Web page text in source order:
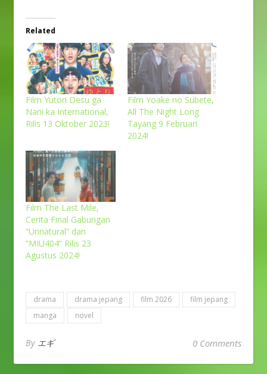
Related
Film Yutori Desu ga
Nani ka International,
Rilis 13 Oktober 2023!
Film Yoake no Subete,
All The Night Long
Tayang 9 Februari
2024!
Film The Last Mile,
Cerita Final Gabungan
“Unnatural” dan
“MIU404” Rilis 23
Agustus 2024!
drama drama jepang film 2026
film jepang
manga
novel
By エギ 0 Comments